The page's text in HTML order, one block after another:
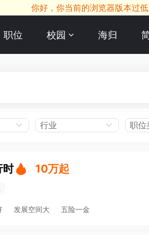
你好，你当前的浏览器版本过
职位 校园 海归
行业 职位
时 10万起
发展空间大 五险一金